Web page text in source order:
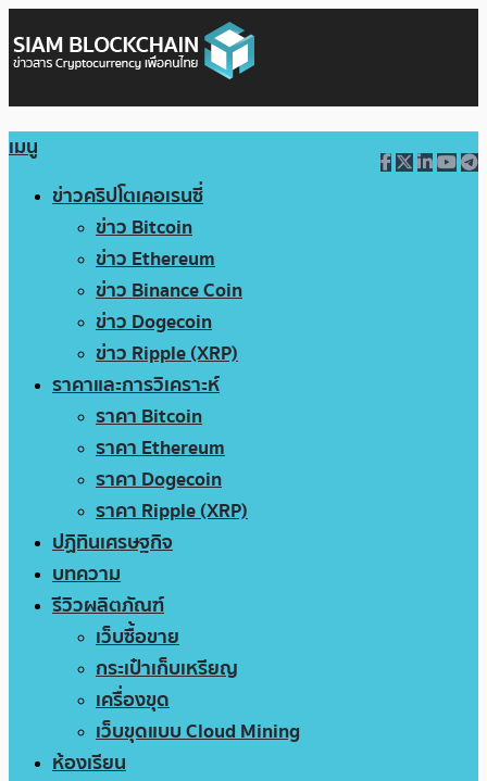
เมนู
ข่าวคริปโตเคอเรนซี่
ข่าว Bitcoin
ข่าว Ethereum
ข่าว Binance Coin
ข่าว Dogecoin
ข่าว Ripple (XRP)
ราคาและการวิเคราะห์
ราคา Bitcoin
ราคา Ethereum
ราคา Dogecoin
ราคา Ripple (XRP)
ปฏิทินเศรษฐกิจ
บทความ
รีวิวผลิตภัณฑ์
เว็บซื้อขาย
กระเป๋าเก็บเหรียญ
เครื่องขุด
เว็บขุดแบบ Cloud Mining
ห้องเรียน